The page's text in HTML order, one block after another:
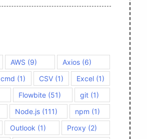
AWS (9) Axios (6)
cmd (1) CSV(1) Excel(1)
Flowbite (51) git(1)
Node.js (111) npm (1)
Outlook (1) Proxy (2)